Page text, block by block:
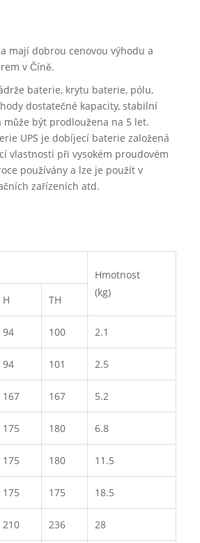
mají dobrou cenovou výhodu a
v Číně.
baterie, krytu baterie, pólu,
dostatečné kapacity, stabilní
být prodloužena na 5 let.
UPS je dobíjecí baterie založená
vlastnosti při vysokém proudovém
používány a lze je použít v
zařízeních atd.
Hmotnost
(kg)
H TH
94 100 2.1
94 101 2.5
167 167 5.2
175 180 6.8
175 180 11.5
175 175 18.5
210 236 28